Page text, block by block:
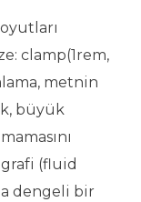
clamp(1rem,
metnin
büyük
(fluid
dengeli bir